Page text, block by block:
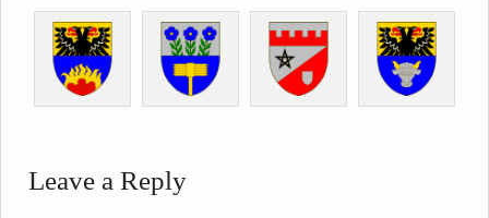
Leave a Reply